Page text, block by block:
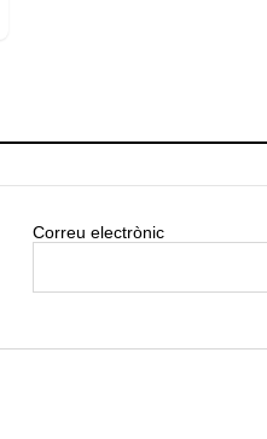
Correu electrònic